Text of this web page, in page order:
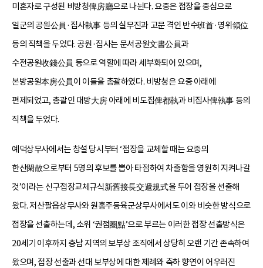
미혼자로 구성된 비방청俾房廳으로 나뉜다. 요중은 접장을 중심으로
일군의 공원公員·집사執事 등의 실무진과 고문 격인 반수班首·영위領位
등의 직책을 두었다. 공원·집사는 문서공원文書公員과
수전공원收錢公員 등으로 역할에 따라 세부화되어 있으며,
본방공원本房公員이 이들을 총괄하였다. 비방청은 요중 아래에
편제되었고, 총괄인 대방大房 아래에 비도집俾都執과 비집사俾執事 등의
직책을 두었다.
예덕상무사에서는 창설 당시부터 ‘접장을 교체할 때는 요중의
한산閑散으로부터 5명의 후보를 뽑아 타점하여 차출함을 영원히 지켜나갈
것’이라는 신구접장교체규식新舊接長交遞規式을 두어 접장을 선출해
왔다. 저산팔읍상무사와 원홍주등육군상무사에서도 이와 비슷한 방식으로
접장을 선출하는데, 소위 ‘권점圈點’으로 부르는 이러한 접장 선출방식은
20세기 이후까지 충남 지역의 보부상 조직에서 상당히 오랜 기간 존속하여
왔으며, 접장 선출과 선대 보부상에 대한 제례와 축하 향연이 어우러진